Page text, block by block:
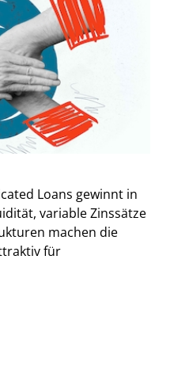
Loans gewinnt in
variable Zinssätze
machen die
für